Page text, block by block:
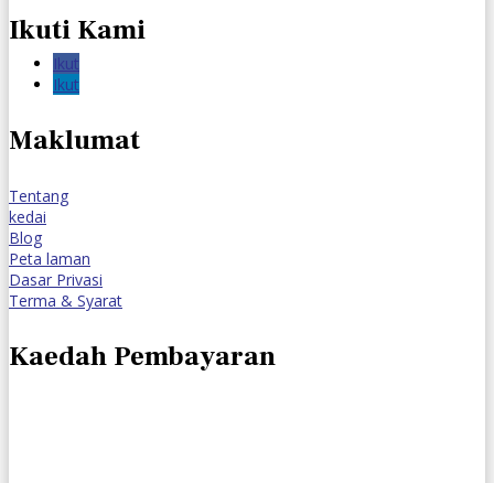
Ikuti Kami
Ikut
Ikut
Maklumat
Tentang
kedai
Blog
Peta laman
Dasar Privasi
Terma & Syarat
Kaedah Pembayaran